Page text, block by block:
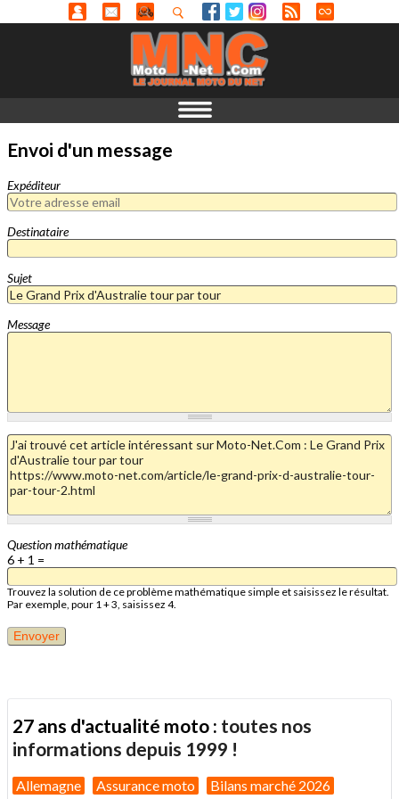
Envoi d'un message
Expéditeur
Destinataire
Sujet
Message
Question mathématique
6 + 1 =
Trouvez la solution de ce problème mathématique simple et saisissez le résultat.
Par exemple, pour 1 + 3, saisissez 4.
27 ans d'actualité moto : toutes nos
informations depuis 1999 !
Allemagne Assurance moto Bilans marché 2026